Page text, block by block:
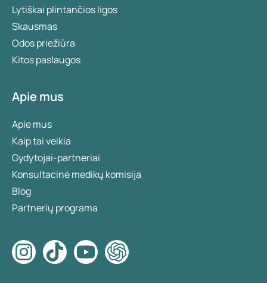
Lytiškai plintančios ligos
Skausmas
Odos priežiūra
Kitos paslaugos
Apie mus
Apie mus
Kaip tai veikia
Gydytojai-partneriai
Konsultacinė medikų komisija
Blog
Partnerių programa